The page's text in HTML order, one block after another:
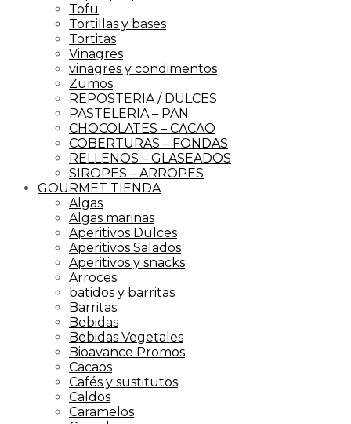
Tofu
Tortillas y bases
Tortitas
Vinagres
vinagres y condimentos
Zumos
REPOSTERIA / DULCES
PASTELERIA – PAN
CHOCOLATES – CACAO
COBERTURAS – FONDAS
RELLENOS – GLASEADOS
SIROPES – ARROPES
GOURMET TIENDA
Algas
Algas marinas
Aperitivos Dulces
Aperitivos Salados
Aperitivos y snacks
Arroces
batidos y barritas
Barritas
Bebidas
Bebidas Vegetales
Bioavance Promos
Cacaos
Cafés y sustitutos
Caldos
Caramelos